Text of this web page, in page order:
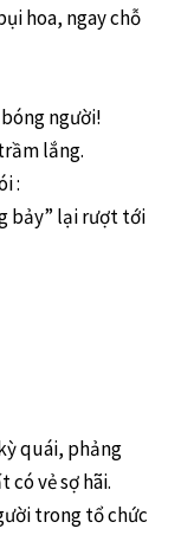
hoa, ngay chỗ
người!
lắng.
:
bảy” lại rượt tới
quái, phảng
vẻ sợ hãi.
trong tổ chức